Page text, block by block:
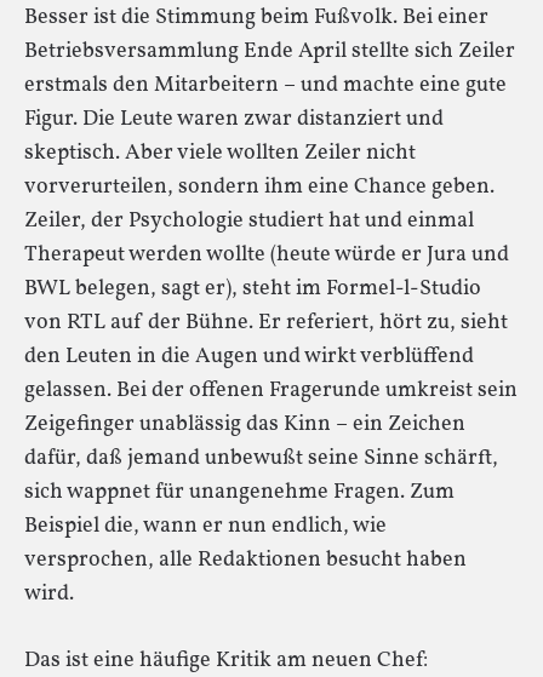
Besser ist die Stimmung beim Fußvolk. Bei einer
Betriebsversammlung Ende April stellte sich Zeiler
erstmals den Mitarbeitern – und machte eine gute
Figur. Die Leute waren zwar distanziert und
skeptisch. Aber viele wollten Zeiler nicht
vorverurteilen, sondern ihm eine Chance geben.
Zeiler, der Psychologie studiert hat und einmal
Therapeut werden wollte (heute würde er Jura und
BWL belegen, sagt er), steht im Formel-l-Studio
von RTL auf der Bühne. Er referiert, hört zu, sieht
den Leuten in die Augen und wirkt verblüffend
gelassen. Bei der offenen Fragerunde umkreist sein
Zeigefinger unablässig das Kinn – ein Zeichen
dafür, daß jemand unbewußt seine Sinne schärft,
sich wappnet für unangenehme Fragen. Zum
Beispiel die, wann er nun endlich, wie
versprochen, alle Redaktionen besucht haben
wird.
Das ist eine häufige Kritik am neuen Chef: